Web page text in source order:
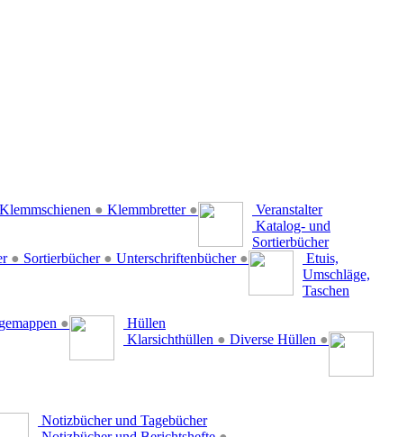
Klemmschienen ● Klemmbretter ● Veranstalter
Katalog- und
Sortierbücher
● Sortierbücher ● Unterschriftenbücher ●
Etuis,
Umschläge,
Taschen
●
Hüllen
Klarsichthüllen ● Diverse Hüllen ●
Notizbücher und Tagebücher